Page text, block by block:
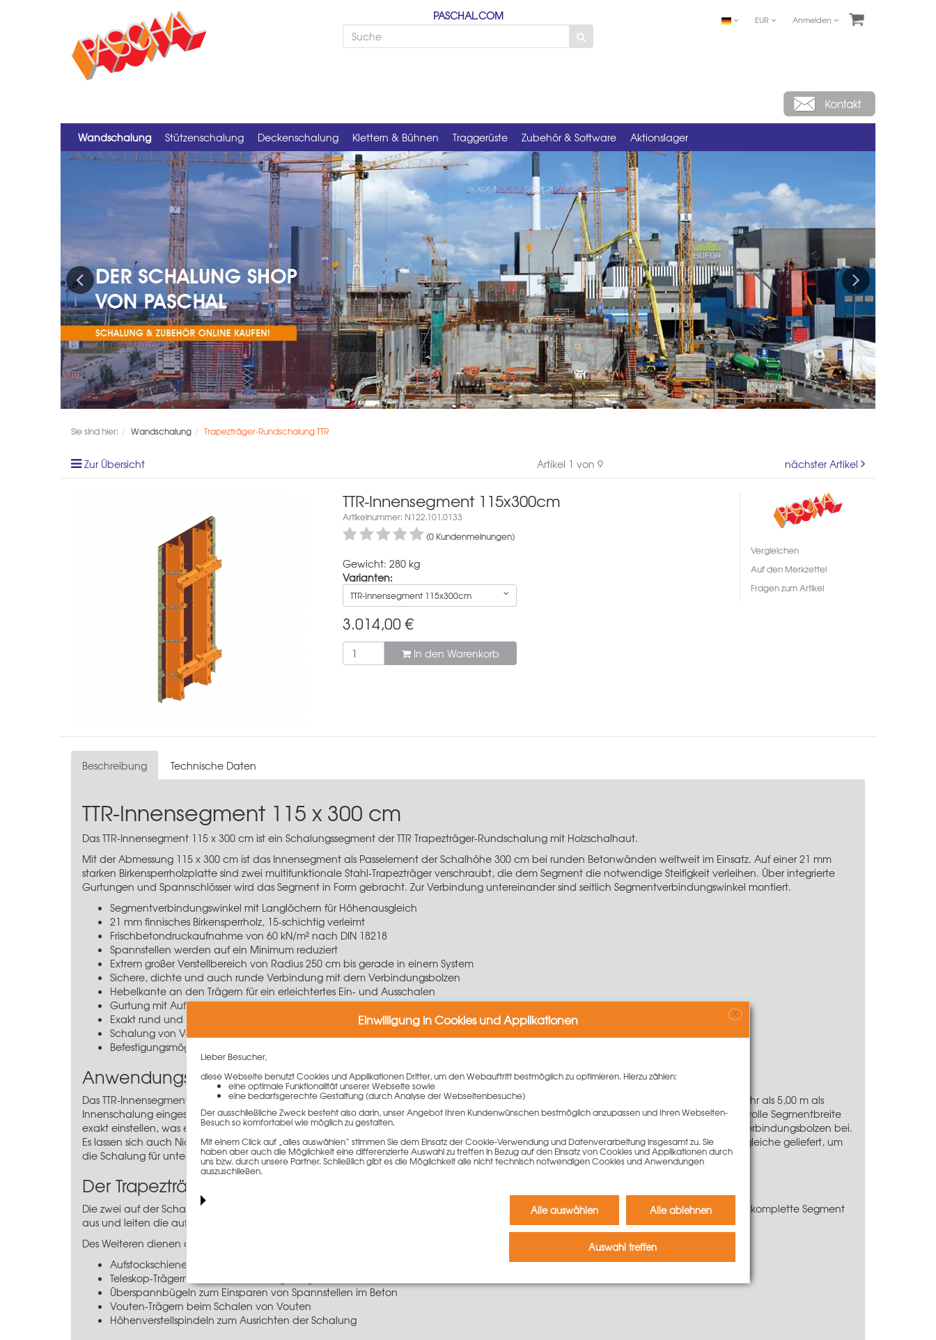
EUR Anmelden
PASCHAL.COM
Wandschalung Stützenschalung Deckenschalung Klettern & Bühnen Traggerüste Zubehör & Software Aktionslager
Previous Next
Sie sind hier: Wandschalung Trapezträger-Rundschalung TTR
Zur Übersicht Artikel 1 von 9 nächster Artikel
TTR-Innensegment 115x300cm
Artikelnummer: N122.101.0133
(0 Kundenmeinungen)
Gewicht: 280 kg
Varianten:
TTR-Innensegment 115x300cm
3.014,00 €
In den Warenkorb
Vergleichen
Auf den Merkzettel
Fragen zum Artikel
Beschreibung Technische Daten
TTR-Innensegment 115 x 300 cm
Das TTR-Innensegment 115 x 300 cm ist ein Schalungssegment der TTR Trapezträger-Rundschalung mit Holzschalhaut.
Mit der Abmessung 115 x 300 cm ist das Innensegment als Passelement der Schalhöhe 300 cm bei runden Betonwänden weltweit im Einsatz. Auf einer 21 mm
starken Birkensperrholzplatte sind zwei multifunktionale Stahl-Trapezträger verschraubt, die dem Segment die notwendige Steifigkeit verleihen. Über integrierte
Gurtungen und Spannschlösser wird das Segment in Form gebracht. Zur Verbindung untereinander sind seitlich Segmentverbindungswinkel montiert.
Segmentverbindungswinkel mit Langlöchern für Höhenausgleich
21 mm finnisches Birkensperrholz, 15-schichtig verleimt
Frischbetondruckaufnahme von 60 kN/m² nach DIN 18218
Spannstellen werden auf ein Minimum reduziert
Extrem großer Verstellbereich von Radius 250 cm bis gerade in einem System
Sichere, dichte und auch runde Verbindung mit dem Verbindungsbolzen
Hebelkante an den Trägern für ein erleichtertes Ein- und Ausschalen
Gurtung mit Aufnahmen für Richtstreben und Laufkonsolen
Exakt rund und maßgenau
Schalung von Vouten durch Vouten-Segmente im System möglich
Befestigungsmöglichkeit für Teleskop-Träger bei geneigten Aufstellflächen
Anwendungsinformation
Das TTR-Innensegment 115 x 300 cm der Trapezträger-Rundschalung wird zum Schalen von runden Wänden mit einem Durchmesser von mehr als 5,00 m als
Innenschalung eingesetzt. Über die Stahl-Trapezträger bis in die Segmentverbindungswinkel am Rand lässt sich jeder Durchmesser über die volle Segmentbreite
exakt einstellen, was ein perfektes Betonbild ergibt. Dazu trägt auch die dichte und kraftschlüssige Segmentverbindung am Stoß mit dem
Verbindungsbolzen bei.
Es lassen sich auch Nichtkreisbögen wie Ellipsen oder Spiralen einstellen, ebenso konische Wände. Systemmäßig werden auch Kunststoffausgleiche geliefert, um
die Schalung für unterschiedlichste Radien und Wandstärken passend zu machen.
Der Trapezträger
Die zwei auf der Schalhaut verschraubten Trapezträger des TTR-Innensegments 115 x 300 cm sind Multifunktionsprofile. Die Träger steifen das komplette Segment
aus und leiten die auftretenden Frischbetondruckkräfte in die querliegende Gurtung weiter.
Des Weiteren dienen die Trapezträger zur Montage von:
Aufstockschienen bei aufgestockten Schalungen
Teleskop-Trägern beim Schalen auf geneigten Flächen
Überspannbügeln zum Einsparen von Spannstellen im Beton
Vouten-Trägern beim Schalen von Vouten
Höhenverstellspindeln zum Ausrichten der Schalung
Einwilligung in Cookies und Applikationen X
Lieber Besucher,
diese Webseite benutzt Cookies und Applikationen Dritter, um den Webauftritt bestmöglich zu optimieren. Hierzu zählen:
eine optimale Funktionalität unserer Webseite sowie
eine bedarfsgerechte Gestaltung (durch Analyse der Webseitenbesuche)
Der ausschließliche Zweck besteht also darin, unser Angebot Ihren Kundenwünschen bestmöglich anzupassen und Ihren Webseiten-
Besuch so komfortabel wie möglich zu gestalten.
Mit einem Click auf „alles auswählen“ stimmen Sie dem Einsatz der Cookie-Verwendung und Datenverarbeitung insgesamt zu. Sie
haben aber auch die Möglichkeit eine differenzierte Auswahl zu treffen in Bezug auf den Einsatz von Cookies und Applikationen durch
uns bzw. durch unsere Partner. Schließlich gibt es die Möglichkeit alle nicht technisch notwendigen Cookies und Anwendungen
auszuschließen.
Alle auswählen Alle ablehnen
Auswahl treffen